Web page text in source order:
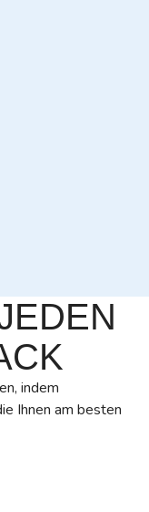
indem
Ihnen am besten